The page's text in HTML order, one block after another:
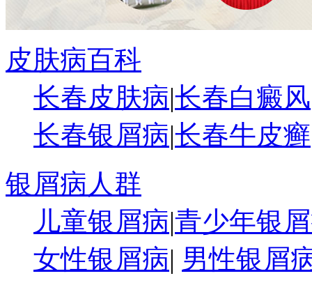
皮肤病百科
长春皮肤病|长春白癜风
长春银屑病|长春牛皮癣
银屑病人群
儿童银屑病|青少年银
女性银屑病| 男性银屑